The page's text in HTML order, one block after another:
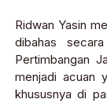
Ridwan Yasin
dibahas
Pertimbangan
menjadi acuan
khususnya di